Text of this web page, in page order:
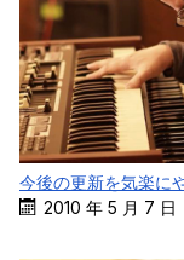
今後の更新を気楽に
2010 年 5 月 7 日